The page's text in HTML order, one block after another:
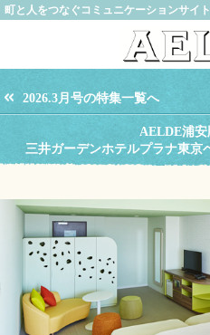
町と人をつなぐコミュニケーションサイト
2026.3月号の特集一覧へ
AELDE浦安
三井ガーデンホテルプラナ東